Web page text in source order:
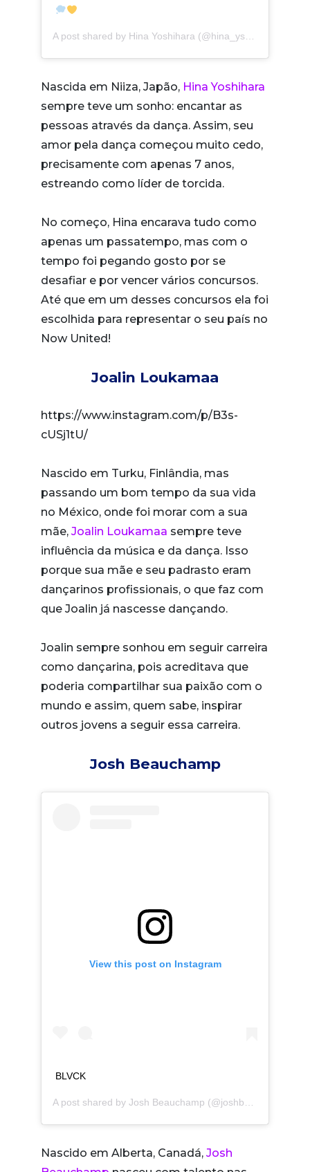
A post shared by Hina Yoshihara (@hina_yshr) on
Nascida em Niiza, Japão, Hina Yoshihara
sempre teve um sonho: encantar as
pessoas através da dança. Assim, seu
amor pela dança começou muito cedo,
precisamente com apenas 7 anos,
estreando como líder de torcida.
No começo, Hina encarava tudo como
apenas um passatempo, mas com o
tempo foi pegando gosto por se
desafiar e por vencer vários concursos.
Até que em um desses concursos ela foi
escolhida para representar o seu país no
Now United!
Joalin Loukamaa
https://www.instagram.com/p/B3s-
cUSj1tU/
Nascido em Turku, Finlândia, mas
passando um bom tempo da sua vida
no México, onde foi morar com a sua
mãe, Joalin Loukamaa sempre teve
influência da música e da dança. Isso
porque sua mãe e seu padrasto eram
dançarinos profissionais, o que faz com
que Joalin já nascesse dançando.
Joalin sempre sonhou em seguir carreira
como dançarina, pois acreditava que
poderia compartilhar sua paixão com o
mundo e assim, quem sabe, inspirar
outros jovens a seguir essa carreira.
Josh Beauchamp
View this post on Instagram
BLVCK
A post shared by Josh Beauchamp (@joshbeauchamp) on
Nascido em Alberta, Canadá, Josh